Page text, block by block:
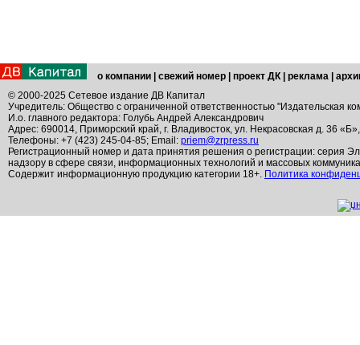
о компании свежий номер проект ДК реклама
© 2000-2025 Сетевое издание ДВ Капитал
Учредитель: Общество с ограниченной ответственностью "Издательская
И.о. главного редактора: Голубь Андрей Александрович
Адрес: 690014, Приморский край, г. Владивосток, ул. Некрасовская д. 36
Телефоны: +7 (423) 245-04-85; Email: priem@zrpress.ru
Регистрационный номер и дата принятия решения о регистрации: серия
надзору в сфере связи, информационных технологий и массовых
Содержит информационную продукцию категории 18+. Политика